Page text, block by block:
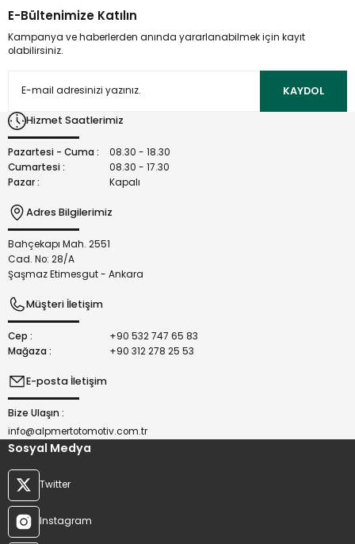
kullanarak tarafımıza iletebilirsiniz.
Görüş ve önerileriniz için teşekkür ederiz.
Ürün açıklamasında eksik bilgiler bulunuyor.
Bu ürüne benzer farklı alternatifler olmalı.
E-Bültenimize Katılın
Kampanya ve haberlerden anında yararlanabilmek için kayıt
olabilirsiniz.
KAYDOL
Hizmet Saatlerimiz
Pazartesi - Cuma :
08.30 - 18.30
Cumartesi :
08.30 - 17.30
Pazar :
Kapalı
Adres Bilgilerimiz
Bahçekapı Mah. 2551
Cad. No: 28/A
Şaşmaz Etimesgut - Ankara
Müşteri İletişim
Cep :
+90 532 747 65 83
Mağaza :
+90 312 278 25 53
E-posta İletişim
Bize Ulaşın :
info@alpmertotomotiv.com.tr
Sosyal Medya
Twitter
Instagram